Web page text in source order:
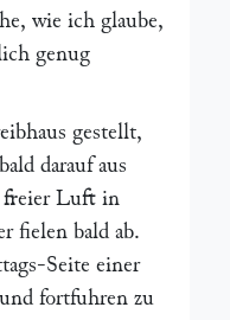
wie ich glaube,
genug
gestellt,
darauf aus
freier Luft in
fielen bald ab.
Seite einer
fortfuhren zu